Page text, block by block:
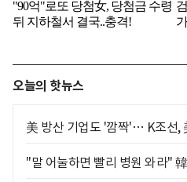
오늘의 핫뉴스
美 방산 기업도 '깜짝'… K조선,
"말 어눌하면 빨리 병원 와라"